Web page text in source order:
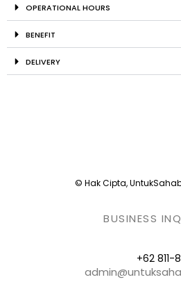
OPERATIONAL HOURS
BENEFIT
DELIVERY
© Hak Cipta,
BUSINESS
+62 811-